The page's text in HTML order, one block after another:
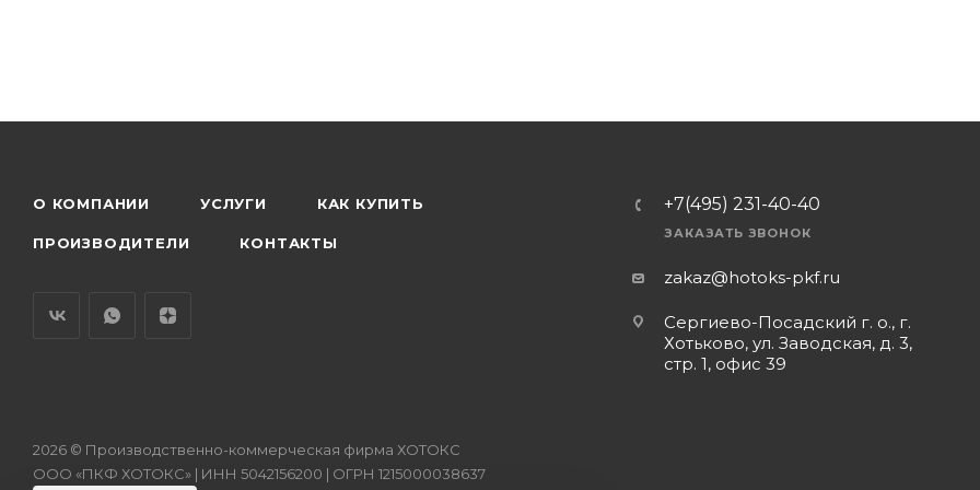
О КОМПАНИИ УСЛУГИ КАК КУПИТЬ
ПРОИЗВОДИТЕЛИ КОНТАКТЫ
+7(495) 231-40-40
ЗАКАЗАТЬ ЗВОНОК
zakaz@hotoks-pkf.ru
Сергиево-Посадский г. о., г.
Хотьково, ул. Заводская, д. 3,
стр. 1, офис 39
2026 © Производственно-коммерческая фирма ХОТОКС
ООО «ПКФ ХОТОКС» | ИНН 5042156200 | ОГРН 1215000038637